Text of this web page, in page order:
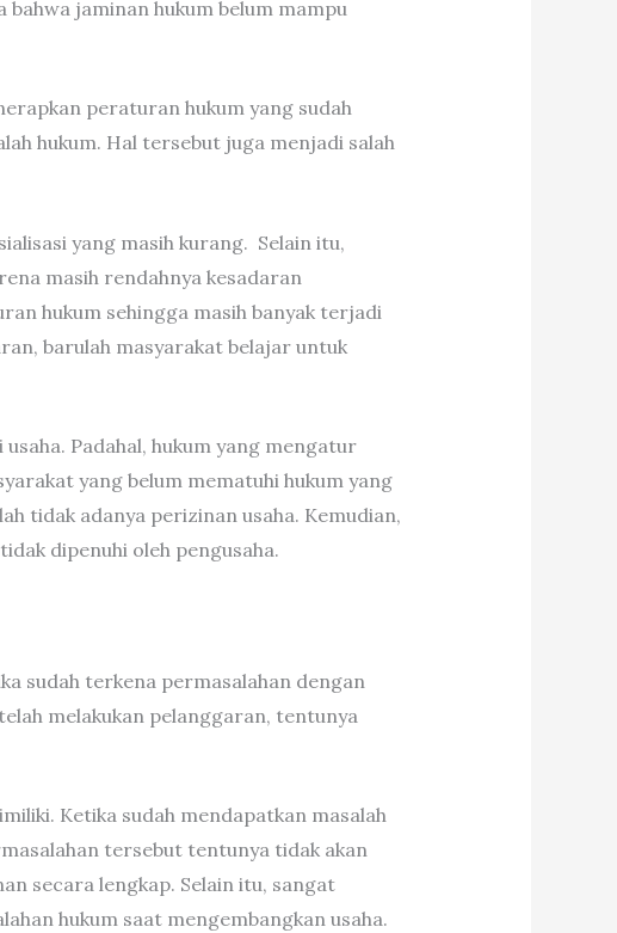
jaminan hukum belum mampu
peraturan hukum yang sudah
hukum. Hal tersebut juga menjadi salah
yang masih kurang. Selain itu,
masih rendahnya kesadaran
hukum sehingga masih banyak terjadi
barulah masyarakat belajar untuk
Padahal, hukum yang mengatur
yang belum mematuhi hukum yang
tidak adanya perizinan usaha. Kemudian,
dipenuhi oleh pengusaha.
sudah terkena permasalahan dengan
melakukan pelanggaran, tentunya
Ketika sudah mendapatkan masalah
tersebut tentunya tidak akan
secara lengkap. Selain itu, sangat
hukum saat mengembangkan usaha.